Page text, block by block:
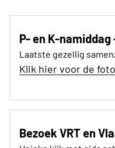
P- en K-namiddag
Laatste gezellig
Klik hier voor de
Bezoek VRT en